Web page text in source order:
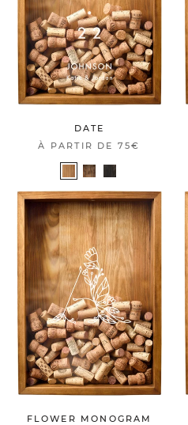
DATE
À PARTIR DE 75€
FLOWER MONOGRAM